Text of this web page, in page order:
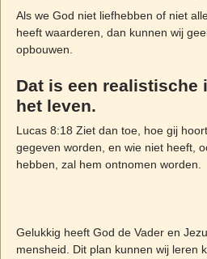
Als we God niet liefhebben of niet
heeft waarderen, dan kunnen wij
opbouwen.
Dat is een realistische
het leven.
Lucas 8:18 Ziet dan toe, hoe gij
gegeven worden, en wie niet heeft,
hebben, zal hem ontnomen worden.
Gelukkig heeft God de Vader en
mensheid. Dit plan kunnen wij leren